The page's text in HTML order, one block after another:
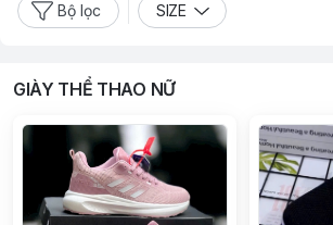
Bộ lọc SIZE
GIÀY THỂ THAO NỮ